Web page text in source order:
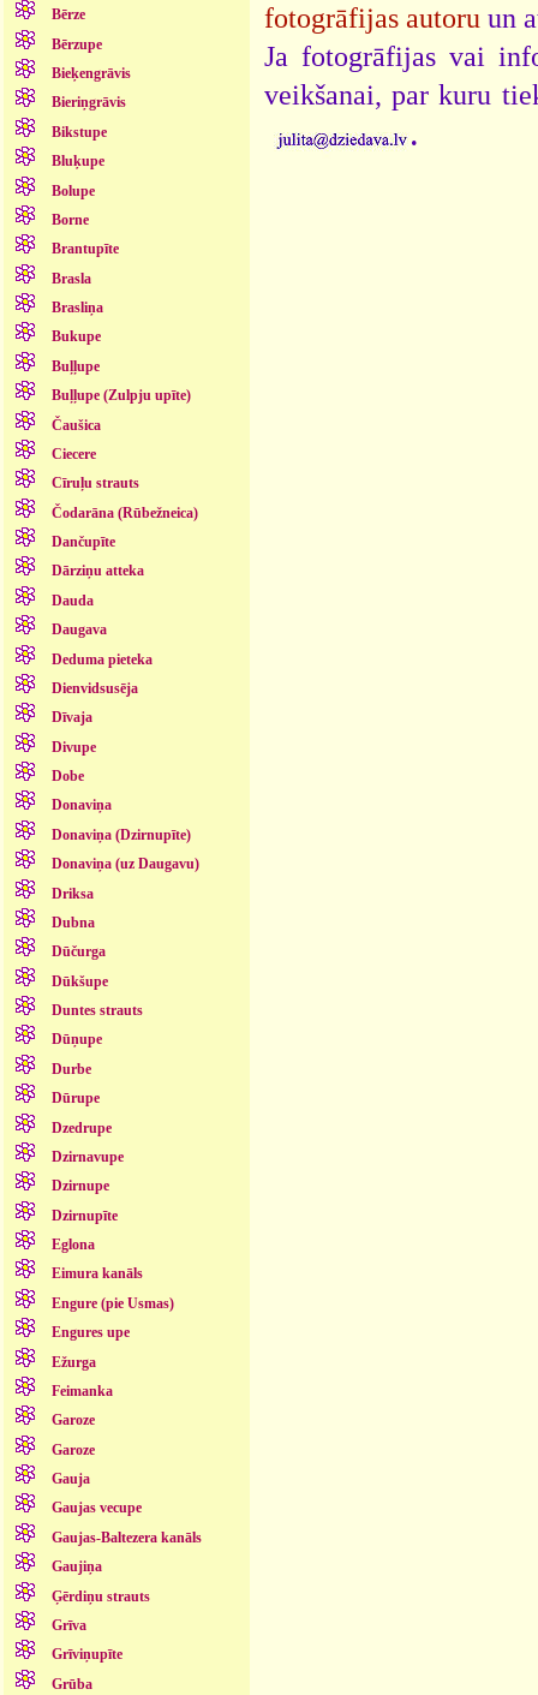
Bērze
Bērzupe
Bieķengrāvis
Bieriņgrāvis
Bikstupe
Bluķupe
Bolupe
Borne
Brantupīte
Brasla
Brasliņa
Bukupe
Buļļupe
Buļļupe (Zulpju upīte)
Čaušica
Ciecere
Cīruļu strauts
Čodarāna (Rūbežneica)
Dančupīte
Dārziņu atteka
Dauda
Daugava
Deduma pieteka
Dienvidsusēja
Dīvaja
Divupe
Dobe
Donaviņa
Donaviņa (Dzirnupīte)
Donaviņa (uz Daugavu)
Driksa
Dubna
Dūčurga
Dūkšupe
Duntes strauts
Dūņupe
Durbe
Dūrupe
Dzedrupe
Dzirnavupe
Dzirnupe
Dzirnupīte
Eglona
Eimura kanāls
Engure (pie Usmas)
Engures upe
Ežurga
Feimanka
Garoze
Garoze
Gauja
Gaujas vecupe
Gaujas-Baltezera kanāls
Gaujiņa
Ģērdiņu strauts
Grīva
Grīviņupīte
Grūba
fotogrāfijas autoru un
Ja fotogrāfijas vai
veikšanai, par kuru
.